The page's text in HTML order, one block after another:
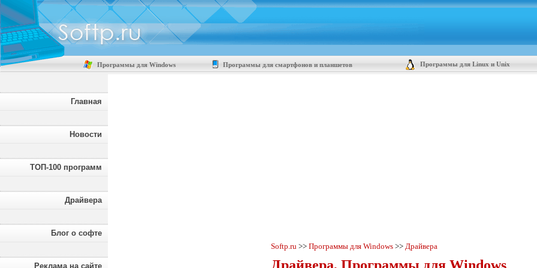
Программы для Windows Программы для смартфонов и планшетов Программы для Linux и Unix
Главная
Новости
ТОП-100 программ
Драйвера
Блог о софте
Реклама на сайте
Softp.ru >> Программы для Windows >> Драйвера